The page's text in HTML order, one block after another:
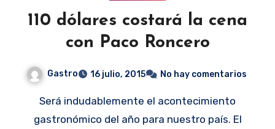
110 dólares costará la cena
con Paco Roncero
Gastro 16 julio, 2015 No hay comentarios
Será indudablemente el acontecimiento
gastronómico del año para nuestro país. El